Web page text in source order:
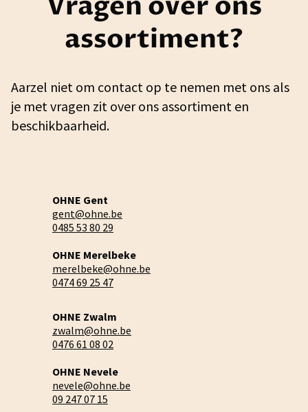
assortiment?
Aarzel niet om contact op te nemen met ons als
je met vragen zit over ons assortiment en
beschikbaarheid.
OHNE Gent
gent@ohne.be
0485 53 80 29
OHNE Merelbeke
merelbeke@ohne.be
0474 69 25 47
OHNE Zwalm
zwalm@ohne.be
0476 61 08 02
OHNE Nevele
nevele@ohne.be
09 247 07 15